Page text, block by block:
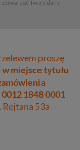
Twoje dane
proszę
w miejsce tytułu
1848 0001
Rejtana 53a